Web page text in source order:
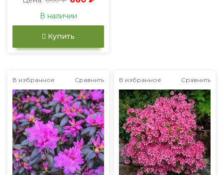
В наличии
Купить
В избранное Сравнить В избранное Сравнить